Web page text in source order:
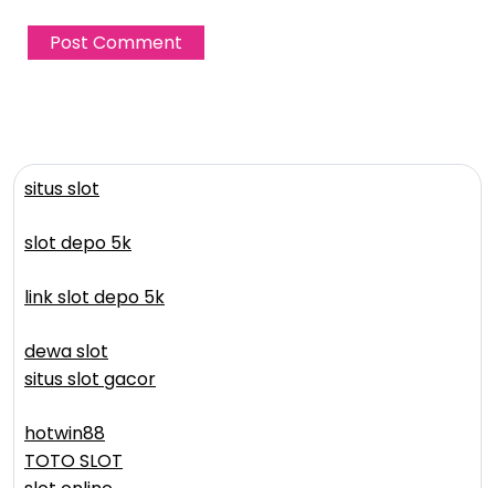
situs slot
slot depo 5k
link slot depo 5k
dewa slot
situs slot gacor
hotwin88
TOTO SLOT